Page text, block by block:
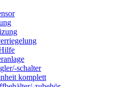
schalter
komplett